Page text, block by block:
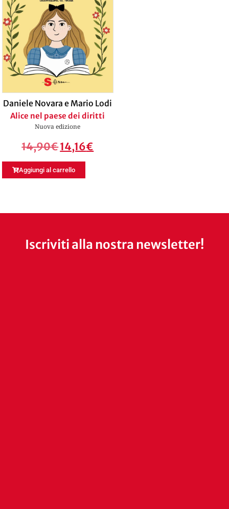
Daniele Novara e Mario Lodi
Alice nel paese dei diritti
Nuova edizione
14,90€14,16€
Aggiungi al carrello
Iscriviti alla nostra newsletter!